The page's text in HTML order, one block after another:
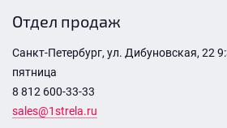
Отдел продаж
Санкт-Петербург, ул. Дибуновская, 22
пятница
8 812 600-33-33
sales@1strela.ru